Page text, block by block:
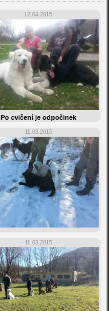
12.04.2015
Po cvičení je odpočinek
11.03.2015
11.03.2015